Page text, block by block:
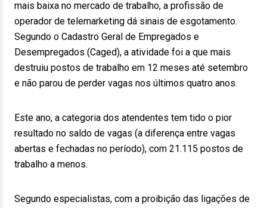
mais baixa no mercado de trabalho, a profissão de
operador de telemarketing dá sinais de esgotamento.
Segundo o Cadastro Geral de Empregados e
Desempregados (Caged), a atividade foi a que mais
destruiu postos de trabalho em 12 meses até setembro
e não parou de perder vagas nos últimos quatro anos.
Este ano, a categoria dos atendentes tem tido o pior
resultado no saldo de vagas (a diferença entre vagas
abertas e fechadas no período), com 21.115 postos de
trabalho a menos.
Segundo especialistas, com a proibição das ligações de